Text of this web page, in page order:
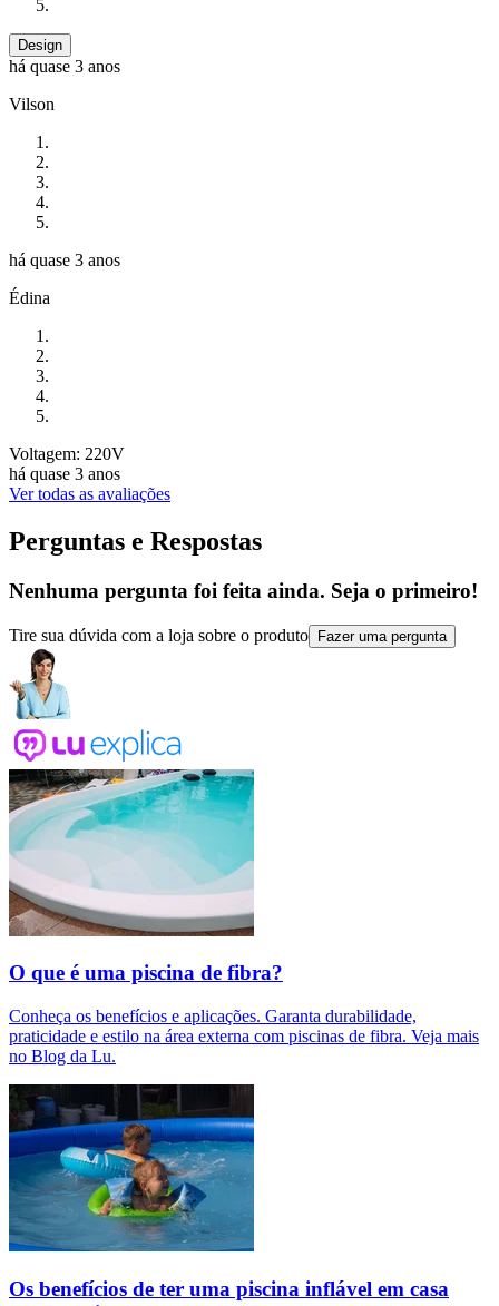
Design
há quase 3 anos
Vilson
há quase 3 anos
Édina
Voltagem: 220V
há quase 3 anos
Ver todas as avaliações
Perguntas e Respostas
Nenhuma pergunta foi feita ainda. Seja o primeiro!
Tire sua dúvida com a loja sobre o produto Fazer uma pergunta
O que é uma piscina de fibra?
Conheça os benefícios e aplicações. Garanta durabilidade,
praticidade e estilo na área externa com piscinas de fibra. Veja mais
no Blog da Lu.
Os benefícios de ter uma piscina inflável em casa